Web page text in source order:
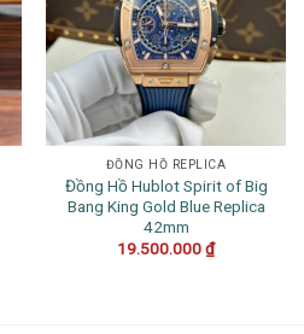
ĐỒNG HỒ REPLICA
Đồng Hồ Hublot Spirit of Big
Bang King Gold Blue Replica
42mm
19.500.000₫